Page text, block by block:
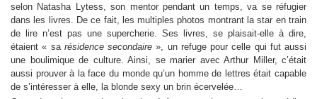
selon Natasha Lytess, son mentor pendant un temps, va se réfugier
dans les livres. De ce fait, les multiples photos montrant la star en train
de lire n’est pas une supercherie. Ses livres, se plaisait-elle à dire,
étaient « sa résidence secondaire », un refuge pour celle qui fut aussi
une boulimique de culture. Ainsi, se marier avec Arthur Miller, c’était
aussi prouver à la face du monde qu’un homme de lettres était capable
de s’intéresser à elle, la blonde sexy un brin écervelée…